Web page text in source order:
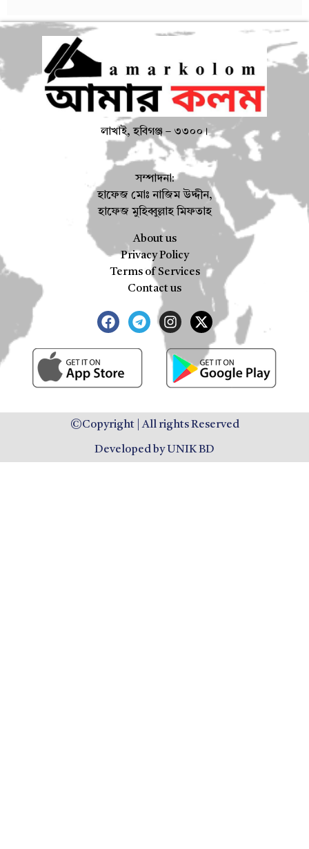
লাখাই, হবিগঞ্জ – ৩৩০০।
সম্পাদনা:
হাফেজ মোঃ নাজিম উদ্দীন,
হাফেজ মুহিব্বুল্লাহ মিফতাহ
About us
Privacy Policy
Terms of Services
Contact us
©Copyright | All rights Reserved
Developed by UNIK BD